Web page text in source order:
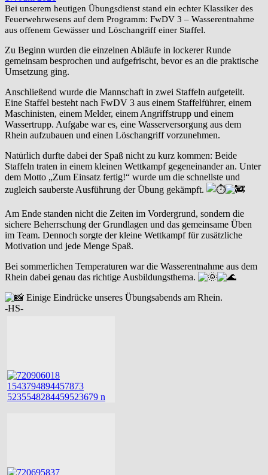
Bei unserem heutigen Übungsdienst stand ein echter Klassiker des
Feuerwehrwesens auf dem Programm: FwDV 3 – Wasserentnahme
aus offenem Gewässer und Löschangriff einer Staffel.
Zu Beginn wurden die einzelnen Abläufe in lockerer Runde
gemeinsam besprochen und aufgefrischt, bevor es an die praktische
Umsetzung ging.
Anschließend wurde die Mannschaft in zwei Staffeln aufgeteilt.
Eine Staffel besteht nach FwDV 3 aus einem Staffelführer, einem
Maschinisten, einem Melder, einem Angriffstrupp und einem
Wassertrupp. Aufgabe war es, eine Wasserversorgung aus dem
Rhein aufzubauen und einen Löschangriff vorzunehmen.
Natürlich durfte dabei der Spaß nicht zu kurz kommen: Beide
Staffeln traten in einem kleinen Wettkampf gegeneinander an. Unter
dem Motto „Zum Einsatz fertig!“ wurde um die schnellste und
zugleich sauberste Ausführung der Übung gekämpft.
Am Ende standen nicht die Zeiten im Vordergrund, sondern die
sichere Beherrschung der Grundlagen und das gemeinsame Üben
im Team. Dennoch sorgte der kleine Wettkampf für zusätzliche
Motivation und jede Menge Spaß.
Bei sommerlichen Temperaturen war die Wasserentnahme aus dem
Rhein dabei genau das richtige Ausbildungsthema.
Einige Eindrücke unseres Übungsabends am Rhein.
-HS-